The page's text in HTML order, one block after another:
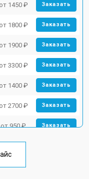
от 1450 ₽ Заказать
от 1800 ₽ Заказать
от 1900 ₽ Заказать
от 3300 ₽ Заказать
от 1400 ₽ Заказать
от 2700 ₽ Заказать
от 950 ₽ Заказать
3200 ₽